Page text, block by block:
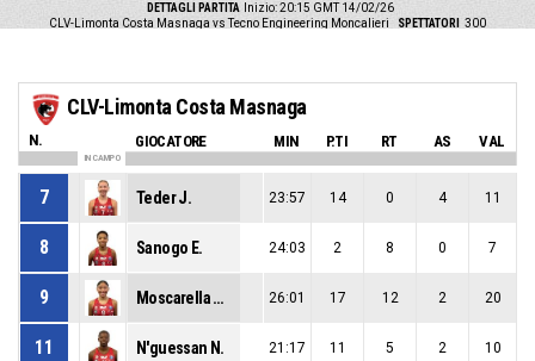
DETTAGLI PARTITA
Inizio: 20:15 GMT 14/02/26
CLV-Limonta Costa Masnaga vs Tecno Engineering Moncalieri
SPETTATORI 300
CLV-Limonta Costa Masnaga
N. GIOCATORE MIN P.TI RT AS VAL
IN CAMPO
7 Teder J. 23:57 14 0 4 11
8 Sanogo E. 24:03 2 8 0 7
9 Moscarella Contreras M. 26:01 17 12 2 20
11 N'guessan N. 21:17 11 5 2 10